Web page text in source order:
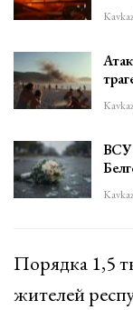
ВСУ
Порядка 1,5
жителей